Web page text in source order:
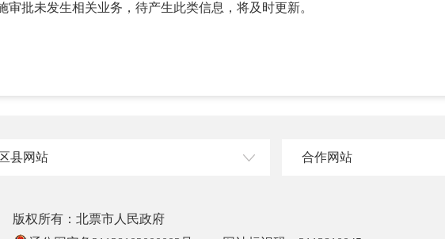
批未发生相关业务，待产生此类信息，将及时更新。
县网站 合作网站
版权所有：北票市人民政府